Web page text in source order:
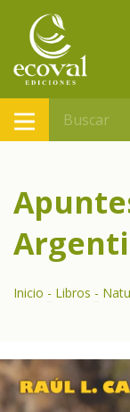
Inicio - Libros -